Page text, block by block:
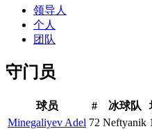
领导人
个人
团队
守门员
球员 # 冰球队
Minegaliyev Adel 72 Neftyanik